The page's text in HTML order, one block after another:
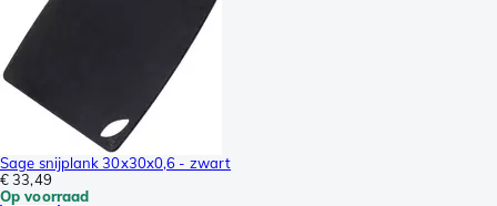
Sage snijplank 30x30x0,6 - zwart
€ 33,49
Op voorraad